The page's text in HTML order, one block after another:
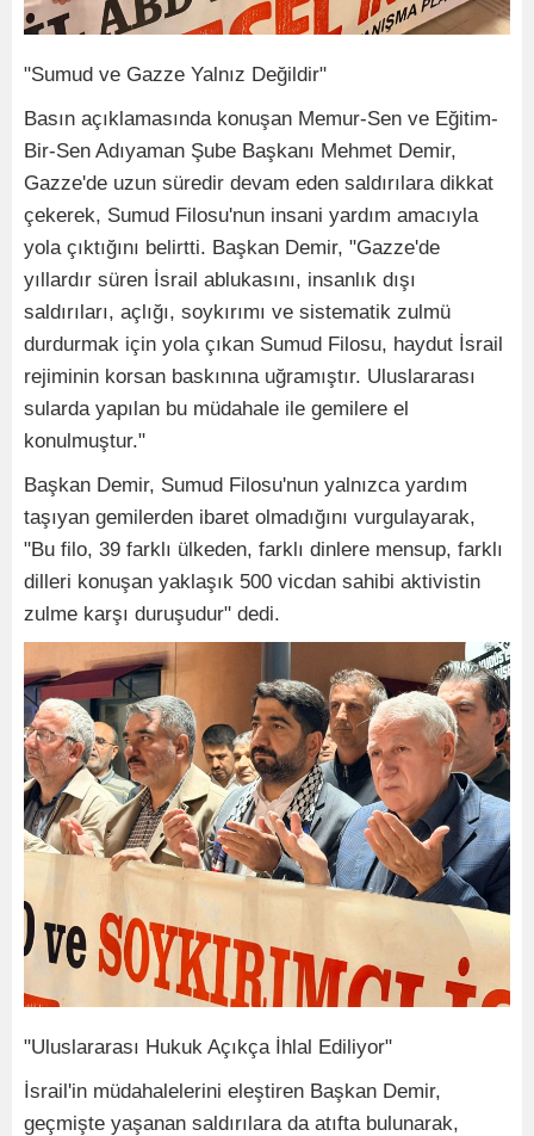
"Sumud ve Gazze Yalnız Değildir"
Basın açıklamasında konuşan Memur-Sen ve Eğitim-
Bir-Sen Adıyaman Şube Başkanı Mehmet Demir,
Gazze'de uzun süredir devam eden saldırılara dikkat
çekerek, Sumud Filosu'nun insani yardım amacıyla
yola çıktığını belirtti. Başkan Demir, "Gazze'de
yıllardır süren İsrail ablukasını, insanlık dışı
saldırıları, açlığı, soykırımı ve sistematik zulmü
durdurmak için yola çıkan Sumud Filosu, haydut İsrail
rejiminin korsan baskınına uğramıştır. Uluslararası
sularda yapılan bu müdahale ile gemilere el
konulmuştur."
Başkan Demir, Sumud Filosu'nun yalnızca yardım
taşıyan gemilerden ibaret olmadığını vurgulayarak,
"Bu filo, 39 farklı ülkeden, farklı dinlere mensup, farklı
dilleri konuşan yaklaşık 500 vicdan sahibi aktivistin
zulme karşı duruşudur" dedi.
"Uluslararası Hukuk Açıkça İhlal Ediliyor"
İsrail'in müdahalelerini eleştiren Başkan Demir,
geçmişte yaşanan saldırılara da atıfta bulunarak,